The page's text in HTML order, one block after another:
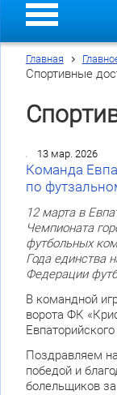
Главная
Спортивные
13 мар. 2026
Команда
по
12 марта в
Чемпионата
футбольных
Года единства
Федерации
В командной
ворота ФК
Поздравляем
победой и
болельщиков